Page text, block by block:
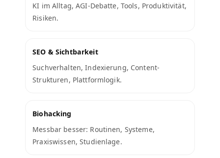
KI im Alltag, AGI-Debatte, Tools, Produktivität,
Risiken.
SEO & Sichtbarkeit
Suchverhalten, Indexierung, Content-
Strukturen, Plattformlogik.
Biohacking
Messbar besser: Routinen, Systeme,
Praxiswissen, Studienlage.